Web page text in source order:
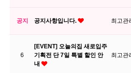
공지 공지사항입니다. 최고관
6
[EVENT] 오늘의집 새로입주
기획전 단 7일 특별 할인 안
내
최고관